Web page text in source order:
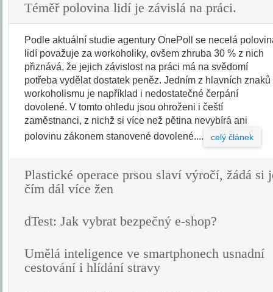
Téměř polovina lidí je závislá na práci.
Podle aktuální studie agentury OnePoll se necelá
lidí považuje za workoholiky, ovšem zhruba 30 % z nich
přiznává, že jejich závislost na práci má na svědomí
potřeba vydělat dostatek peněz. Jedním z hlavních znaků
workoholismu je například i nedostatečné čerpání
dovolené. V tomto ohledu jsou ohroženi i čeští
zaměstnanci, z nichž si více než pětina nevybírá ani
polovinu zákonem stanovené dovolené....
celý článek
Plastické operace prsou slaví výročí, žádá si
čím dál více žen
dTest: Jak vybrat bezpečný e-shop?
Umělá inteligence ve smartphonech usnadní
cestování i hlídání stravy